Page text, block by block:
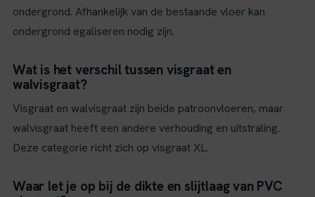
ondergrond. Afhankelijk van de bestaande vloer kan
ondergrond egaliseren nodig zijn.
Wat is het verschil tussen visgraat en
walvisgraat?
Visgraat en walvisgraat zijn beide patroonvloeren, maar
walvisgraat heeft een andere verhouding en uitstraling.
Deze categorie richt zich op visgraat XL.
Waar let je op bij de dikte en slijtlaag van PVC